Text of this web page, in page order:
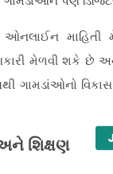
ઓનલાઈન
મેળવી શકે છે
ગામડાંઓનો
શિક્ષણ